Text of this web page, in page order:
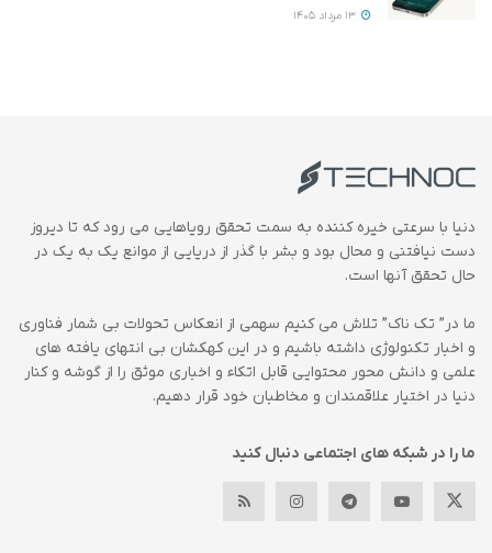
دنیا با سرعتی خیره کننده به سمت تحقق رویاهایی می رود که تا دیروز
دست نیافتنی و محال بود و بشر با گذر از دریایی از موانع یک به یک در
حال تحقق آنها است.
ما در” تک ناک” تلاش می کنیم سهمی از انعکاس تحولات بی شمار فناوری
و اخبار تکنولوژی داشته باشیم و در این کهکشان بی انتهای یافته های
علمی و دانش محور محتوایی قابل اتکاء و اخباری موثق را از گوشه و کنار
دنیا در اختیار علاقمندان و مخاطبان خود قرار دهیم.
ما را در شبکه های اجتماعی دنبال کنید